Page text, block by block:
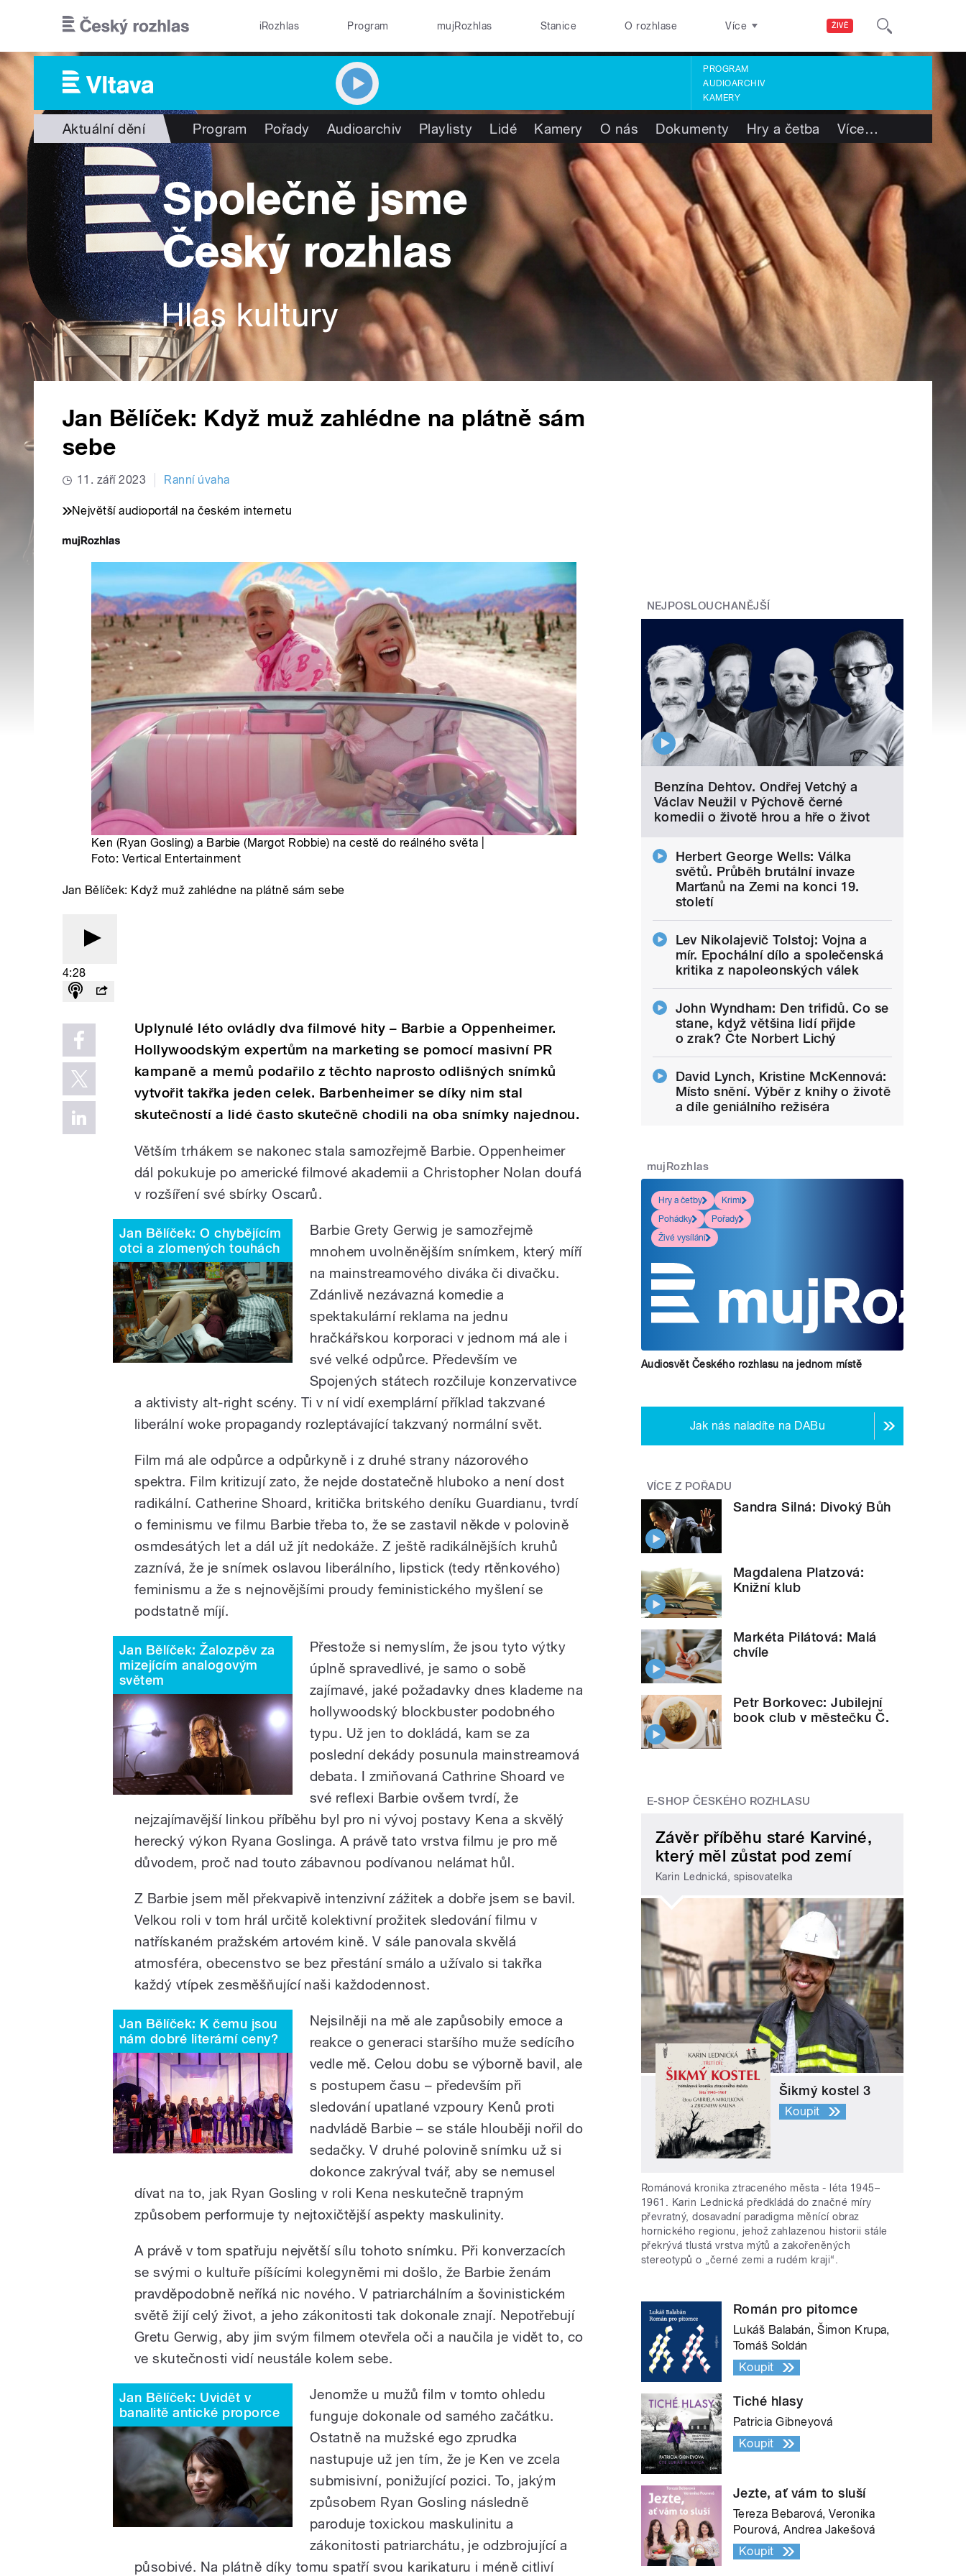
ŽIVĚ
iRozhlas Program mujRozhlas Stanice O rozhlase Více
PROGRAM
AUDIOARCHIV
KAMERY
Aktuální dění Program Pořady Audioarchiv Playlisty Lidé Kamery O nás Dokumenty Hry a četba Více…
Jan Bělíček: Když muž zahlédne na plátně sám
sebe
11. září 2023 Ranní úvaha
Největší audioportál na českém internetu
Ken (Ryan Gosling) a Barbie (Margot Robbie) na cestě do reálného světa |
Foto: Vertical Entertainment
Jan Bělíček: Když muž zahlédne na plátně sám sebe
4:28
Uplynulé léto ovládly dva filmové hity – Barbie a Oppenheimer.
Hollywoodským expertům na marketing se pomocí masivní PR
kampaně a memů podařilo z těchto naprosto odlišných snímků
vytvořit takřka jeden celek. Barbenheimer se díky nim stal
skutečností a lidé často skutečně chodili na oba snímky najednou.
Větším trhákem se nakonec stala samozřejmě Barbie. Oppenheimer
dál pokukuje po americké filmové akademii a Christopher Nolan doufá
v rozšíření své sbírky Oscarů.
Jan Bělíček: O chybějícím
otci a zlomených touhách
Barbie Grety Gerwig je samozřejmě
mnohem uvolněnějším snímkem, který míří
na mainstreamového diváka či divačku.
Zdánlivě nezávazná komedie a
spektakulární reklama na jednu
hračkářskou korporaci v jednom má ale i
své velké odpůrce. Především ve
Spojených státech rozčiluje konzervativce
a aktivisty alt-right scény. Ti v ní vidí exemplární příklad takzvané
liberální woke propagandy rozleptávající takzvaný normální svět.
Film má ale odpůrce a odpůrkyně i z druhé strany názorového
spektra. Film kritizují zato, že nejde dostatečně hluboko a není dost
radikální. Catherine Shoard, kritička britského deníku Guardianu, tvrdí
o feminismu ve filmu Barbie třeba to, že se zastavil někde v polovině
osmdesátých let a dál už jít nedokáže. Z ještě radikálnějších kruhů
zaznívá, že je snímek oslavou liberálního, lipstick (tedy rtěnkového)
feminismu a že s nejnovějšími proudy feministického myšlení se
podstatně míjí.
Jan Bělíček: Žalozpěv za
mizejícím analogovým
světem
Přestože si nemyslím, že jsou tyto výtky
úplně spravedlivé, je samo o sobě
zajímavé, jaké požadavky dnes klademe na
hollywoodský blockbuster podobného
typu. Už jen to dokládá, kam se za
poslední dekády posunula mainstreamová
debata. I zmiňovaná Cathrine Shoard ve
své reflexi Barbie ovšem tvrdí, že
nejzajímavější linkou příběhu byl pro ni vývoj postavy Kena a skvělý
herecký výkon Ryana Goslinga. A právě tato vrstva filmu je pro mě
důvodem, proč nad touto zábavnou podívanou nelámat hůl.
Z Barbie jsem měl překvapivě intenzivní zážitek a dobře jsem se bavil.
Velkou roli v tom hrál určitě kolektivní prožitek sledování filmu v
natřískaném pražském artovém kině. V sále panovala skvělá
atmosféra, obecenstvo se bez přestání smálo a užívalo si takřka
každý vtípek zesměšňující naši každodennost.
Jan Bělíček: K čemu jsou
nám dobré literární ceny?
Nejsilněji na mě ale zapůsobily emoce a
reakce o generaci staršího muže sedícího
vedle mě. Celou dobu se výborně bavil, ale
s postupem času – především při
sledování upatlané vzpoury Kenů proti
nadvládě Barbie – se stále hlouběji nořil do
sedačky. V druhé polovině snímku už si
dokonce zakrýval tvář, aby se nemusel
dívat na to, jak Ryan Gosling v roli Kena neskutečně trapným
způsobem performuje ty nejtoxičtější aspekty maskulinity.
A právě v tom spatřuju největší sílu tohoto snímku. Při konverzacích
se svými o kultuře píšícími kolegyněmi mi došlo, že Barbie ženám
pravděpodobně neříká nic nového. V patriarchálním a šovinistickém
světě žijí celý život, a jeho zákonitosti tak dokonale znají. Nepotřebují
Gretu Gerwig, aby jim svým filmem otevřela oči a naučila je vidět to, co
ve skutečnosti vidí neustále kolem sebe.
Jan Bělíček: Uvidět v
banalitě antické proporce
Jenomže u mužů film v tomto ohledu
funguje dokonale od samého začátku.
Ostatně na mužské ego zprudka
nastupuje už jen tím, že je Ken ve zcela
submisivní, ponižující pozici. To, jakým
způsobem Ryan Gosling následně
paroduje toxickou maskulinitu a
zákonitosti patriarchátu, je odzbrojující a
působivé. Na plátně díky tomu spatří svou karikaturu i méně citliví
NEJPOSLOUCHANĚJŠÍ
Benzína Dehtov. Ondřej Vetchý a
Václav Neužil v Pýchově černé
komedii o životě hrou a hře o život
Herbert George Wells: Válka
světů. Průběh brutální invaze
Marťanů na Zemi na konci 19.
století
Lev Nikolajevič Tolstoj: Vojna a
mír. Epochální dílo a společenská
kritika z napoleonských válek
John Wyndham: Den trifidů. Co se
stane, když většina lidí přijde
o zrak? Čte Norbert Lichý
David Lynch, Kristine McKennová:
Místo snění. Výběr z knihy o životě
a díle geniálního režiséra
mujRozhlas
Hry a četby
Krimi
Pohádky
Pořady
Živé vysílání
Audiosvět Českého rozhlasu na jednom místě
Jak nás naladíte na DABu
VÍCE Z POŘADU
Sandra Silná: Divoký Bůh
Magdalena Platzová:
Knižní klub
Markéta Pilátová: Malá
chvíle
Petr Borkovec: Jubilejní
book club v městečku Č.
E-SHOP ČESKÉHO ROZHLASU
Závěr příběhu staré Karviné,
který měl zůstat pod zemí
Karin Lednická, spisovatelka
Šikmý kostel 3
Koupit
Románová kronika ztraceného města - léta 1945–
1961. Karin Lednická předkládá do značné míry
převratný, dosavadní paradigma měnící obraz
hornického regionu, jehož zahlazenou historii stále
překrývá tlustá vrstva mýtů a zakořeněných
stereotypů o „černé zemi a rudém kraji“.
Román pro pitomce
Lukáš Balabán, Šimon Krupa,
Tomáš Soldán
Koupit
Tiché hlasy
Patricia Gibneyová
Koupit
Jezte, ať vám to sluší
Tereza Bebarová, Veronika
Pourová, Andrea Jakešová
Koupit